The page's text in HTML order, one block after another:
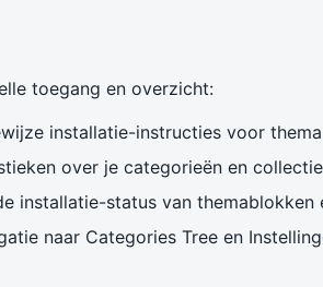
toegang en overzicht:
installatie-instructies voor
over je categorieën en
installatie-status van themablokken
naar Categories Tree en